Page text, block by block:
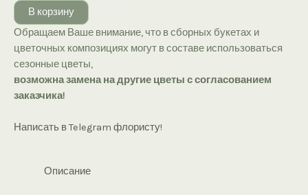
Коробочка
«173»
В корзину
Обращаем Ваше внимание, что в сборных букетах и
цветочных композициях могут в составе использоваться
сезонные цветы,
возможна замена на другие цветы с согласованием
заказчика!
Написать в Telegram флористу!
Описание